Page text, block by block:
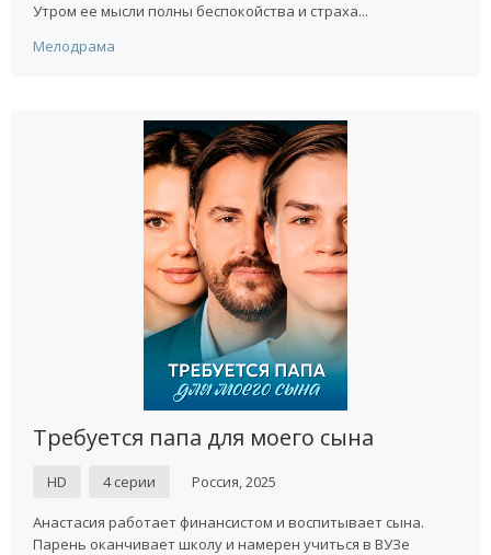
Утром ее мысли полны беспокойства и страха...
Мелодрама
Требуется папа для моего сына
HD 4 серии Россия, 2025
Анастасия работает финансистом и воспитывает сына.
Парень оканчивает школу и намерен учиться в ВУЗе